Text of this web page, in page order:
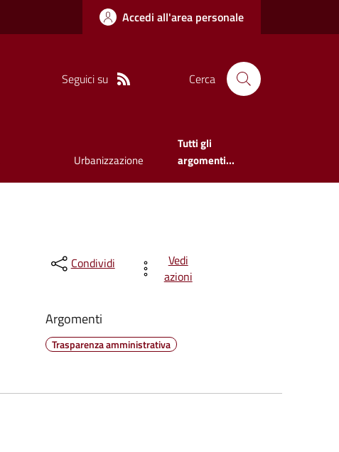
Accedi all'area personale
Seguici su Cerca
Urbanizzazione
Tutti gli
argomenti...
Condividi
Vedi
azioni
Argomenti
Trasparenza amministrativa